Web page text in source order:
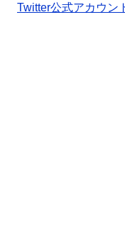
Twitter公式アカウン